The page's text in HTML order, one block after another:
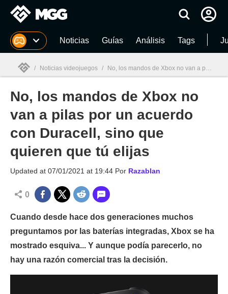
MGG Noticias Guías Análisis Tags
MGG
/ Noticias videojuegos / No, los mandos de Xbox no van a pilas por un acuerdo con Duracell, sino que quieren que tú elijas
No, los mandos de Xbox no
van a pilas por un acuerdo
con Duracell, sino que
quieren que tú elijas
Updated at 07/01/2021 at 19:44 Por Razablan
0
Cuando desde hace dos generaciones muchos
preguntamos por las baterías integradas, Xbox se ha
mostrado esquiva... Y aunque podía parecerlo, no
hay una razón comercial tras la decisión.